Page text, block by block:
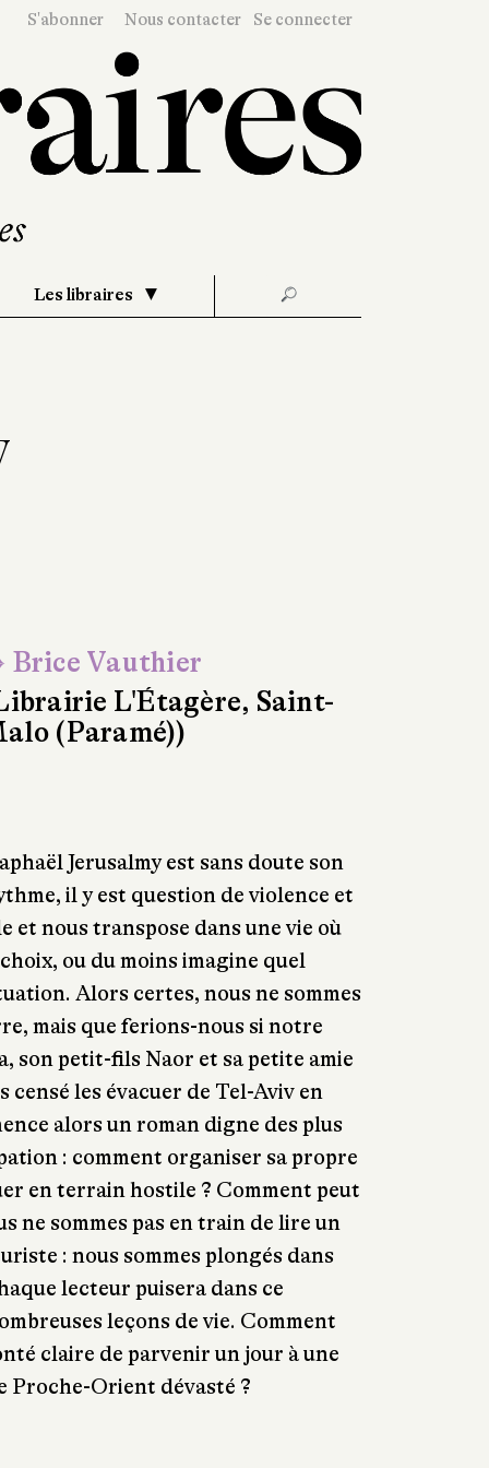
S'abonner Nous contacter Se connecter
Les libraires 🔎
Brice Vauthier
L'Étagère, Saint-
(Paramé))
Jerusalmy est sans doute son
il y est question de violence et
et nous transpose dans une vie où
ou du moins imagine quel
Alors certes, nous ne sommes
mais que ferions-nous si notre
son petit-fils Naor et sa petite amie
censé les évacuer de Tel-Aviv en
alors un roman digne des plus
: comment organiser sa propre
en terrain hostile ? Comment peut
ne sommes pas en train de lire un
: nous sommes plongés dans
lecteur puisera dans ce
leçons de vie. Comment
claire de parvenir un jour à une
Proche-Orient dévasté ?